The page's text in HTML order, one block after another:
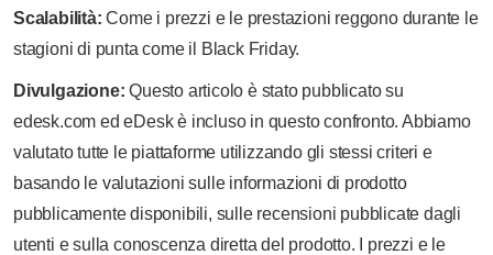
Scalabilità: Come i prezzi e le prestazioni reggono durante le
stagioni di punta come il Black Friday.
Divulgazione: Questo articolo è stato pubblicato su
edesk.com ed eDesk è incluso in questo confronto. Abbiamo
valutato tutte le piattaforme utilizzando gli stessi criteri e
basando le valutazioni sulle informazioni di prodotto
pubblicamente disponibili, sulle recensioni pubblicate dagli
utenti e sulla conoscenza diretta del prodotto. I prezzi e le